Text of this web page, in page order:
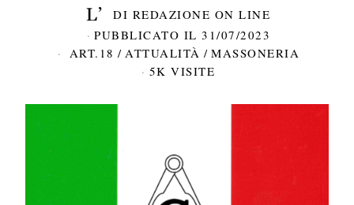
DI REDAZIONE ON LINE
PUBBLICATO IL 31/07/2023
ART.18 / ATTUALITÀ / MASSONERIA
5K VISITE